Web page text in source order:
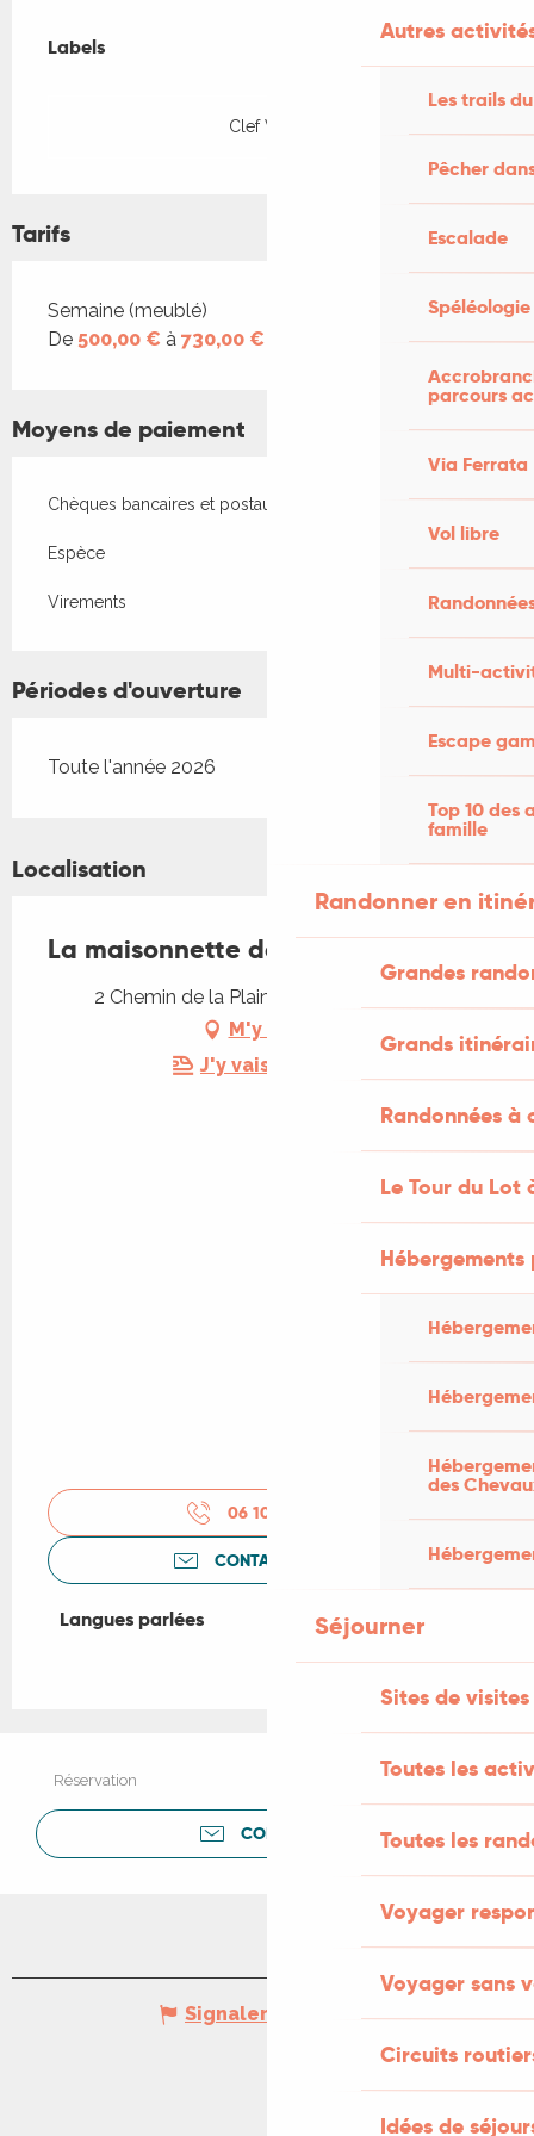
Autres
Les trails
Pêcher
Escalade
Spéléologie
parcours
Via Ferrata
Vol libre
Multi-
Escape
Top 10 des
famille
Randonner en
Grandes
Grands
Randonnées
Le Tour du Lot
des
Séjourner
Sites de visites
Toutes les
Toutes les
Voyager
Voyager sans
Circuits
Idées de
Labels
Labels
Clef Verte
Tarifs
Tarifs 2026
Semaine (meublé)
De 500,00 € à 730,00 €
Moyens de paiement
Chèques bancaires et postaux
Espèce
Virements
Périodes d'ouverture
Toute l'année 2026
Localisation
La maisonnette dans les roses
2 Chemin de la Plaine, 46160 Frontenac
M'y rendre
J'y vais en train !
06 10 78 55
CONTACTEZ-NOUS
Langues parlées
Langues parlées
Réservation
CONTACTER
Signaler une erreur